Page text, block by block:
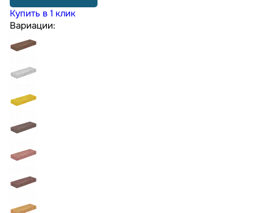
Купить в 1 клик
Вариации: